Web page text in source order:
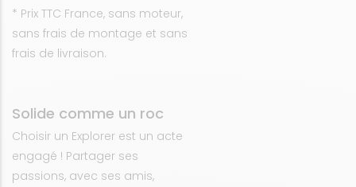
* Prix TTC France, sans moteur,
sans frais de montage et sans
frais de livraison.
Solide comme un roc
Choisir un Explorer est un acte
engagé ! Partager ses
passions, avec ses amis,